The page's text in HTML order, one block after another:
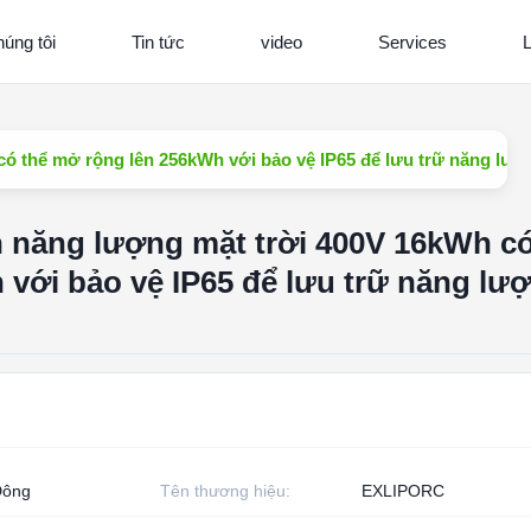
tôi Tin tức video Services
thể mở rộng lên 256kWh với bảo vệ IP65 để lưu trữ năng
lượng mặt trời 400V 16kWh
với bảo vệ IP65 để lưu trữ năng
Tên thương hiệu: EXLIPORC